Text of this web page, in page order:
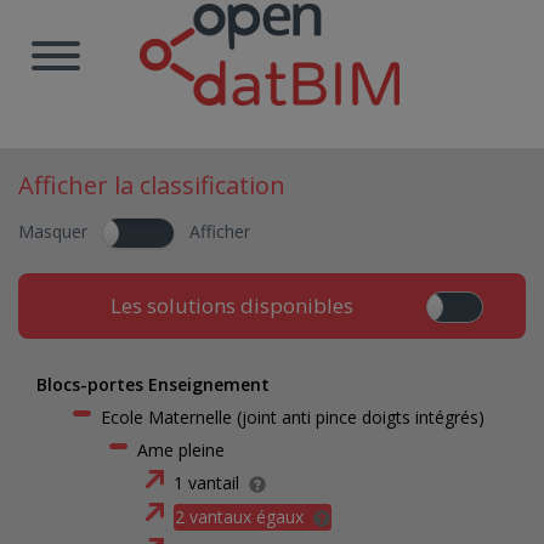
Afficher la classification
Masquer Afficher
Les solutions disponibles
Blocs-portes Enseignement
Ecole Maternelle (joint anti pince doigts intégrés)
Ame pleine
1 vantail
2 vantaux égaux